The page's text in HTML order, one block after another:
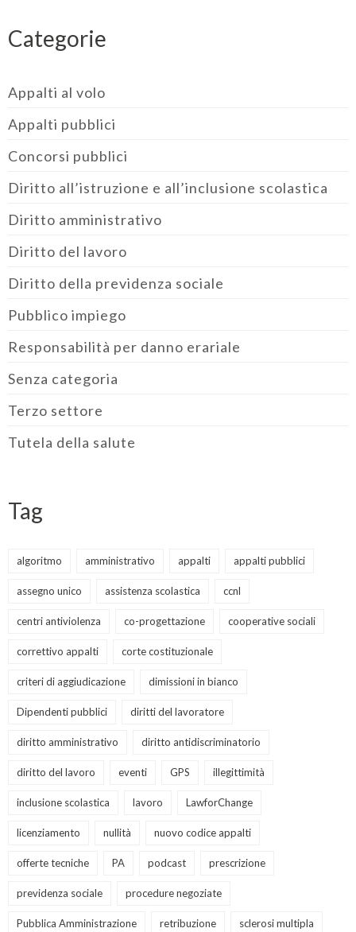
Categorie
Appalti al volo
Appalti pubblici
Concorsi pubblici
Diritto all’istruzione e all’inclusione scolastica
Diritto amministrativo
Diritto del lavoro
Diritto della previdenza sociale
Pubblico impiego
Responsabilità per danno erariale
Senza categoria
Terzo settore
Tutela della salute
Tag
algoritmo amministrativo appalti appalti pubblici
assegno unico assistenza scolastica ccnl
centri antiviolenza co-progettazione cooperative sociali
correttivo appalti corte costituzionale
criteri di aggiudicazione dimissioni in bianco
Dipendenti pubblici diritti del lavoratore
diritto amministrativo diritto antidiscriminatorio
diritto del lavoro eventi GPS illegittimità
inclusione scolastica lavoro LawforChange
licenziamento nullità nuovo codice appalti
offerte tecniche PA podcast prescrizione
previdenza sociale procedure negoziate
Pubblica Amministrazione retribuzione sclerosi multipla